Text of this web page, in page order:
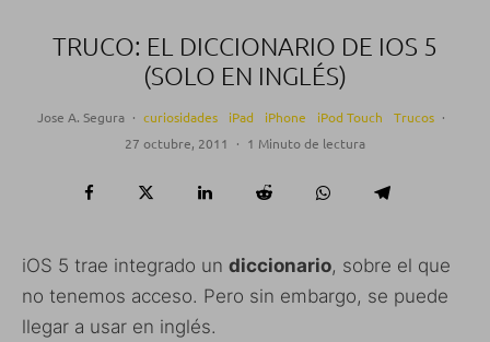
TRUCO: EL DICCIONARIO DE IOS 5
(SOLO EN INGLÉS)
Jose A. Segura · curiosidades iPad iPhone iPod Touch Trucos ·
27 octubre, 2011
· 1 Minuto de lectura
iOS 5 trae integrado un diccionario, sobre el que
no tenemos acceso. Pero sin embargo, se puede
llegar a usar en inglés.